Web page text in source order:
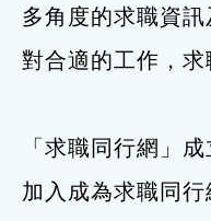
服務單位及聯絡
多角度的求職資
對合適的工作，求
「求職同行網」
加入成為求職同